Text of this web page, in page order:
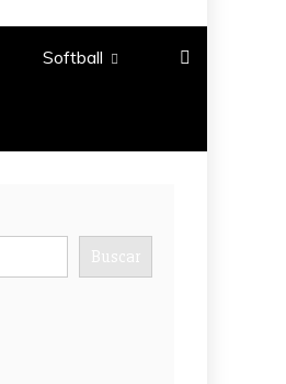
Softball​
Buscar